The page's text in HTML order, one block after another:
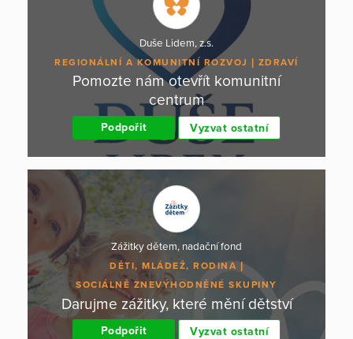
Duše Lidem, z.s.
REGIONÁLNÍ A KOMUNITNÍ ROZVOJ ZDRAVÍ
Pomozte nám otevřít komunitní
centrum
Podpořit Vyzvat ostatní
Zážitky dětem, nadační fond
DĚTI, MLÁDEŽ, RODINA
SOCIÁLNĚ ZNEVÝHODNĚNÉ SKUPINY
Darujme zážitky, které mění dětství
Podpořit Vyzvat ostatní